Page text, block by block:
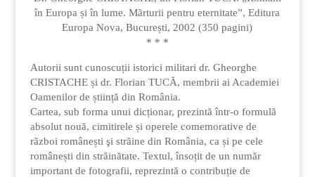
în Europa și în lume. Mãrturii pentru eternitate”, Editura
Europa Nova, București, 2002 (350 pagini)
* * *
Autorii sunt cunoscuții istorici militari dr. Gheorghe
CRISTACHE și dr. Florian TUCĂ, membrii ai Academiei
Oamenilor de știință din România.
Cartea, sub forma unui dicționar, prezintă într-o formulã
absolut nouă, cimitirele și operele comemorative de
rãzboi românești şi strãine din România, ca și pe cele
românești din străinătate. Textul, însoțit de un număr
important de fotografii, reprezintă o contribuție de